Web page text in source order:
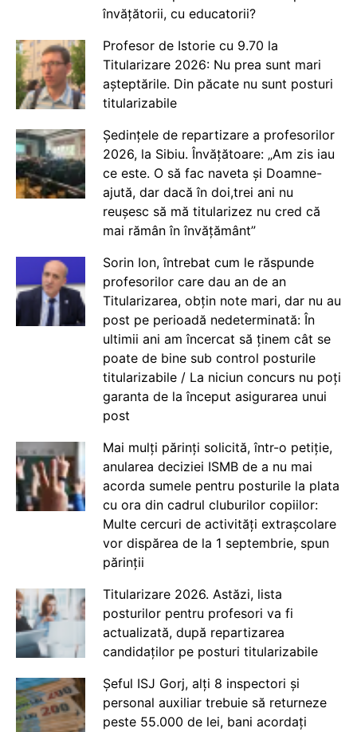
învățătorii, cu educatorii?
Profesor de Istorie cu 9.70 la
Titularizare 2026: Nu prea sunt mari
așteptările. Din păcate nu sunt posturi
titularizabile
Ședințele de repartizare a profesorilor
2026, la Sibiu. Învățătoare: „Am zis iau
ce este. O să fac naveta și Doamne-
ajută, dar dacă în doi,trei ani nu
reușesc să mă titularizez nu cred că
mai rămân în învățământ”
Sorin Ion, întrebat cum le răspunde
profesorilor care dau an de an
Titularizarea, obțin note mari, dar nu au
post pe perioadă nedeterminată: În
ultimii ani am încercat să ținem cât se
poate de bine sub control posturile
titularizabile / La niciun concurs nu poți
garanta de la început asigurarea unui
post
Mai mulți părinți solicită, într-o petiție,
anularea deciziei ISMB de a nu mai
acorda sumele pentru posturile la plata
cu ora din cadrul cluburilor copiilor:
Multe cercuri de activități extrașcolare
vor dispărea de la 1 septembrie, spun
părinții
Titularizare 2026. Astăzi, lista
posturilor pentru profesori va fi
actualizată, după repartizarea
candidaților pe posturi titularizabile
Șeful ISJ Gorj, alți 8 inspectori și
personal auxiliar trebuie să returneze
peste 55.000 de lei, bani acordați